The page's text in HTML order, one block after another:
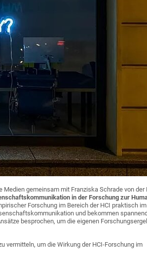
gemeinsam mit Franziska Schrade von der
in der Forschung zur
Forschung im Bereich der HCI praktisch im
und bekommen
besprochen, um die eigenen
vermitteln, um die Wirkung der HCI-Forschung im